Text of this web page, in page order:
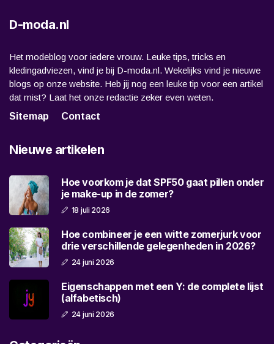
D-moda.nl
Het modeblog voor iedere vrouw. Leuke tips, tricks en
kledingadviezen, vind je bij D-moda.nl. Wekelijks vind je nieuwe
blogs op onze website. Heb jij nog een leuke tip voor een artikel
dat mist? Laat het onze redactie zeker even weten.
Sitemap
Contact
Nieuwe artikelen
Hoe voorkom je dat SPF50 gaat pillen onder
je make-up in de zomer?
18 juli 2026
Hoe combineer je een witte zomerjurk voor
drie verschillende gelegenheden in 2026?
24 juni 2026
Eigenschappen met een Y: de complete lijst
(alfabetisch)
24 juni 2026